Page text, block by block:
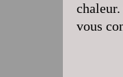
vous